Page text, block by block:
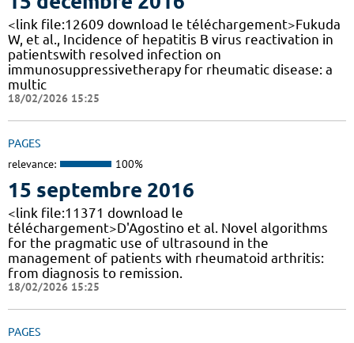
<link file:12609 download le téléchargement>Fukuda
W, et al., Incidence of hepatitis B virus reactivation in
patientswith resolved infection on
immunosuppressivetherapy for rheumatic disease: a
multic
18/02/2026 15:25
PAGES
relevance: 100%
15 septembre 2016
<link file:11371 download le
téléchargement>D'Agostino et al. Novel algorithms
for the pragmatic use of ultrasound in the
management of patients with rheumatoid arthritis:
from diagnosis to remission.
18/02/2026 15:25
PAGES